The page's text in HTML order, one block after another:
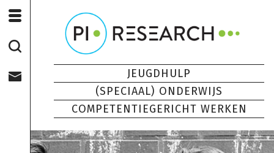
JEUGDHULP
(SPECIAAL) ONDERWIJS
COMPETENTIEGERICHT WERKEN